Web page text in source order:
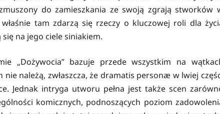
do zamieszkania ze swoją zgrają stworków
tam zdarzą się rzeczy o kluczowej roli dla
na jego ciele siniakiem.
„Dożywocia” bazuje przede wszystkim na
należą, zwłaszcza, że dramatis personæ w lwiej
Jednak intryga utworu pełna jest także scen
komicznych, podnoszących poziom